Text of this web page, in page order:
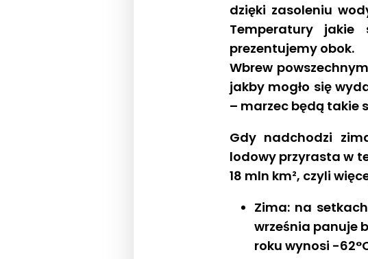
dzięki zasoleniu
Temperatury jakie
prezentujemy obok.
Wbrew
jakby mogło się
– marzec będą takie
Gdy nadchodzi
lodowy przyrasta w
18 mln km², czyli
Zima: na
września panuje
roku wynosi -